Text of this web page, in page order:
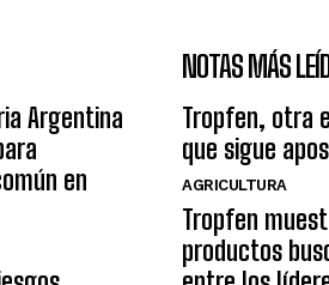
Argentina
en
NOTAS MÁS
Tropfen, otra
que sigue
AGRICULTURA
Tropfen
productos